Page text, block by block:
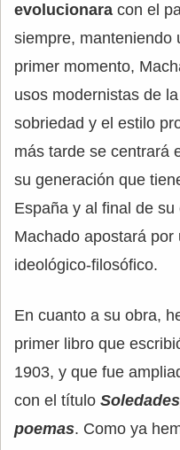
evolucionara con el
siempre, manteniendo
primer momento,
usos modernistas de
sobriedad y el estilo
más tarde se centrará
su generación que
España y al final de
Machado apostará
ideológico-filosófico.
En cuanto a su obra,
primer libro que
1903, y que fue
con el título
poemas. Como ya